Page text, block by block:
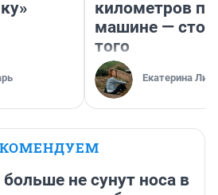
километров по
машине —
того
Екатерина
не сунут носа в